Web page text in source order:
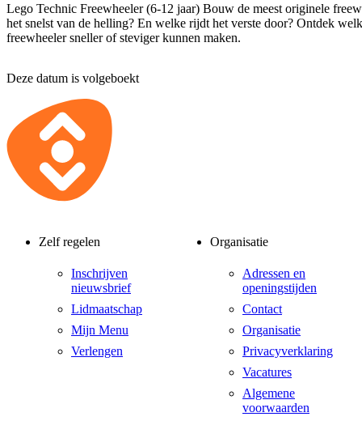
Lego Technic Freewheeler (6-12 jaar) Bouw de meest originele
het snelst van de helling? En welke rijdt het verste door? Ontdek
freewheeler sneller of steviger kunnen maken.
Deze datum is volgeboekt
Zelf regelen
Inschrijven
nieuwsbrief
Lidmaatschap
Mijn Menu
Verlengen
Organisatie
Adressen en
openingstijden
Contact
Organisatie
Privacyverklaring
Vacatures
Algemene
voorwaarden